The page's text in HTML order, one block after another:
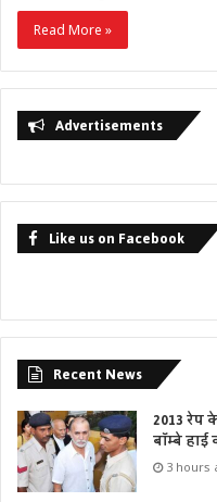
Read More »
Advertisements
Like us on Facebook
Recent News
2013 रेप
बॉम्बे हाई
3 hours